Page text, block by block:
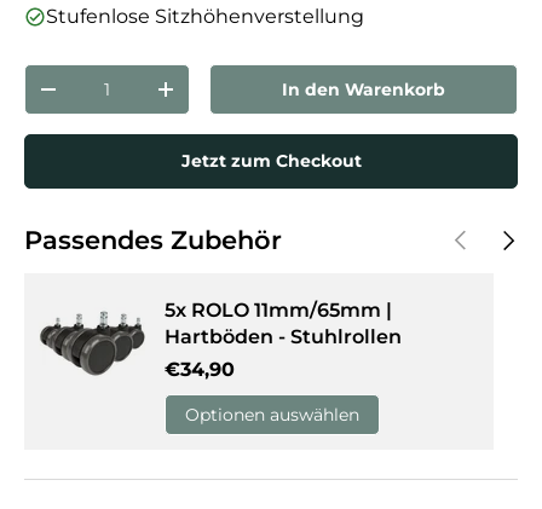
Stufenlose Sitzhöhenverstellung
Anzahl
Menge verringernMenge erhöhenIn den Warenkorb
Jetzt zum Checkout
Passendes Zubehör Vorherige
5x ROLO 11mm/65mm |
Hartböden - Stuhlrollen
Normaler Preis
€34,90
Optionen auswählen